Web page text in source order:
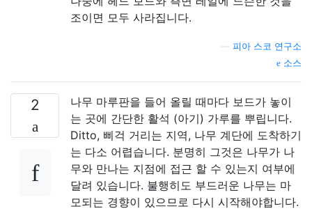
조이면 모두 사라집니다.
피아 스코 연구소
소스
2
나무 마루판을 들어 올릴 때마다 보드가 놓이
는 곳에 간단한 활석 (아기) 가루를 뿌립니다.
Ditto, 삐걱 거리는 지역, 나무 계단에 도착하기
는 다소 어렵습니다. 분명히 그것은 나무가 나
무와 만나는 지점에 접근 할 수 있는지 여부에
달려 있습니다. 불행히도 부드러운 나무는 마
모되는 경향이 있으므로 다시 시작해야합니다.